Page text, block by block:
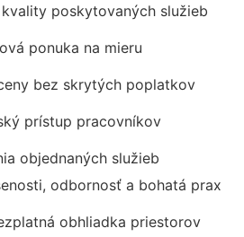
poskytovaných služieb
ponuka na mieru
bez skrytých poplatkov
prístup pracovníkov
objednaných služieb
odbornosť a bohatá prax
obhliadka priestorov